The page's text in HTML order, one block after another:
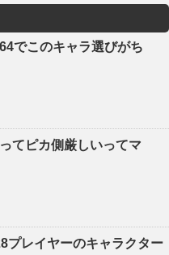
でこのキャラ選びがち
てピカ側厳しいってマ
プレイヤーのキャラクター